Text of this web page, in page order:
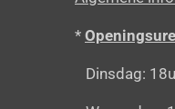
*
Dinsdag: